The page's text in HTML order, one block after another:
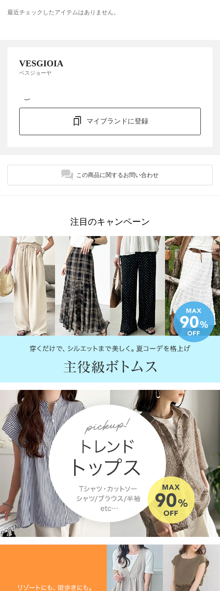
最近チェックしたアイテムはありません。
VESGIOIA
ベスジョーヤ
マイブランドに登録
この商品に関するお問い合わせ
注目のキャンペーン